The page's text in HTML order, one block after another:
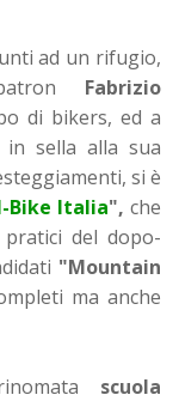
ad un rifugio,
Fabrizio
di bikers, ed a
in sella alla sua
si è
Bike Italia", che
del dopo-
"Mountain
ma anche
scuola